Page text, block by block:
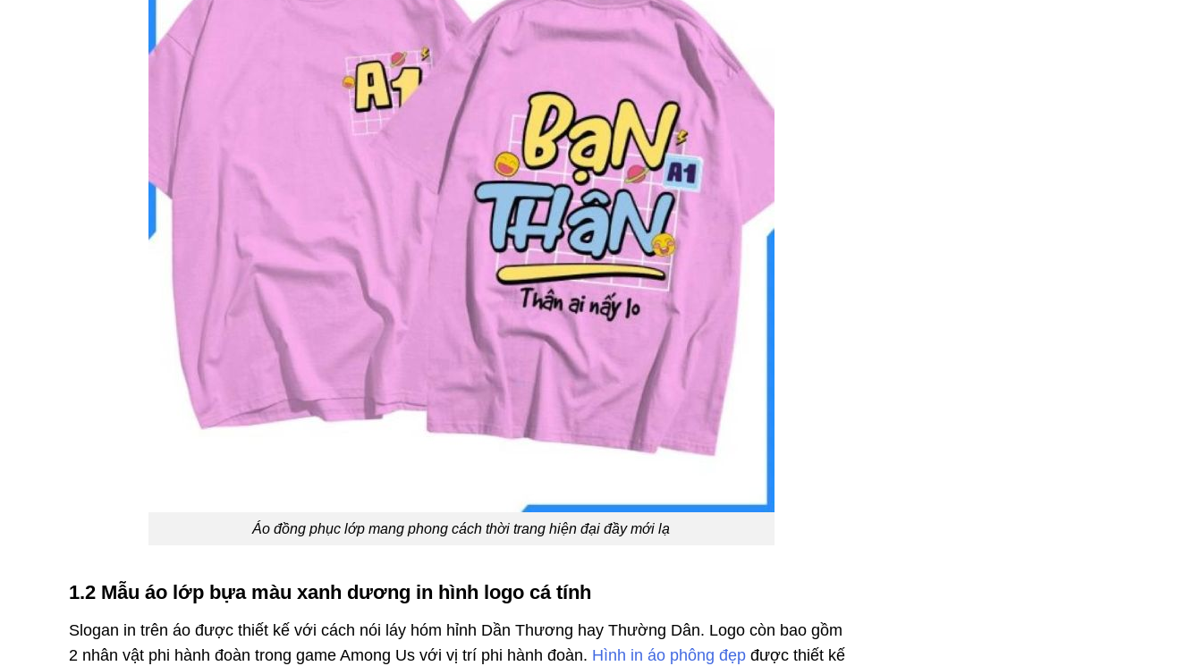
Áo đồng phục lớp mang phong cách thời trang hiện đại đầy mới lạ
1.2 Mẫu áo lớp bựa màu xanh dương in hình logo cá tính
Slogan in trên áo được thiết kế với cách nói láy hóm hỉnh Dần Thương hay Thường Dân. Logo còn bao gồm
2 nhân vật phi hành đoàn trong game Among Us với vị trí phi hành đoàn. Hình in áo phông đẹp được thiết kế